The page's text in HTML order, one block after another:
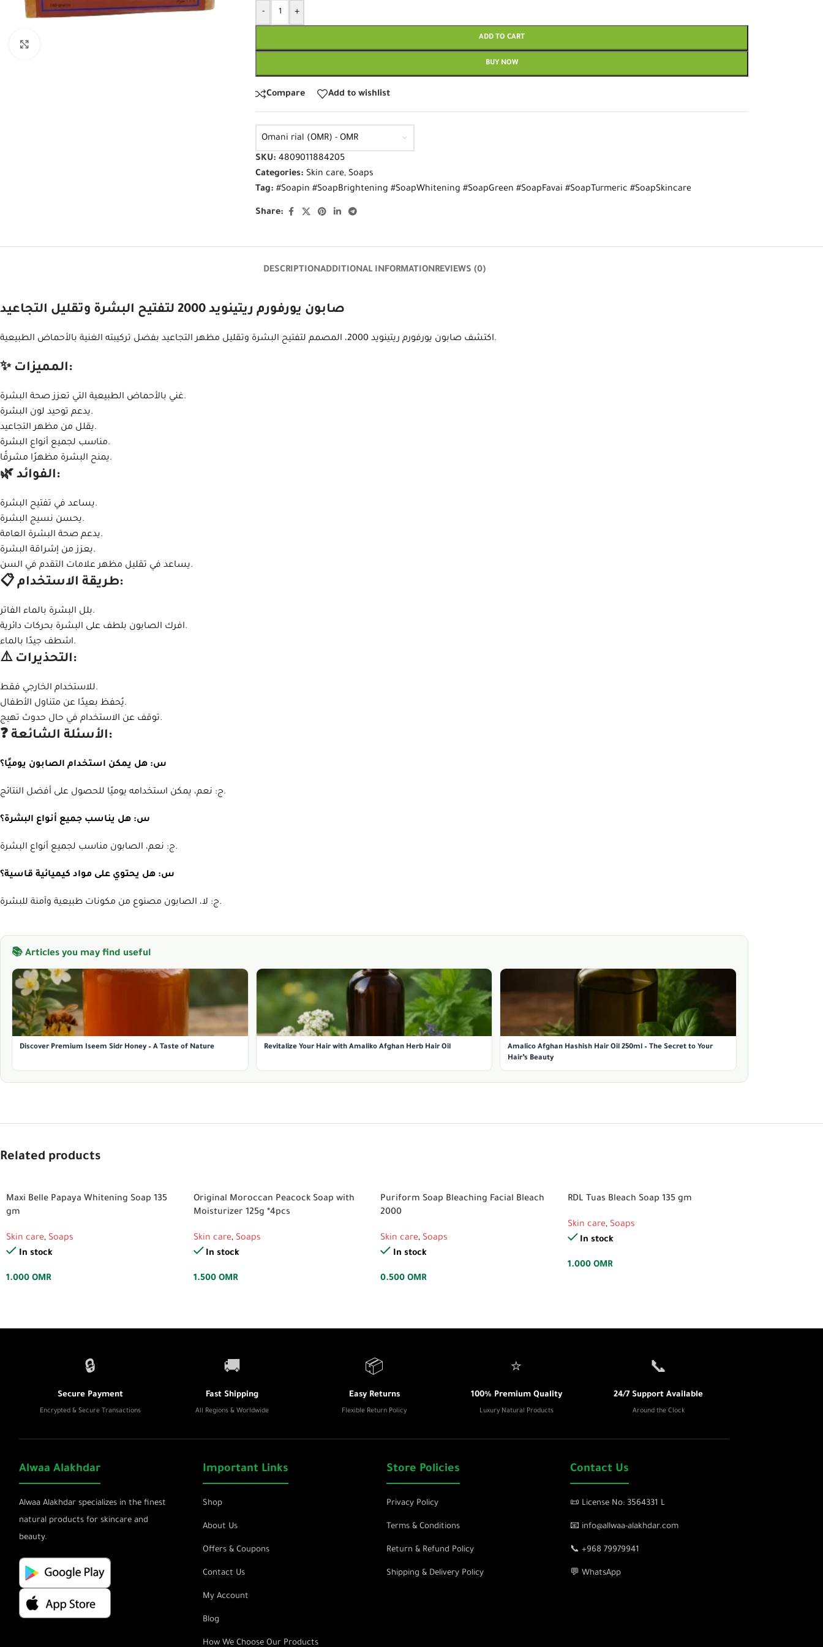
- +
ADD TO CART
BUY NOW
Compare Add to wishlist
Omani rial (OMR) - OMR
SKU:4809011884205
Categories: Skin care, Soaps
Tag: #Soapin #SoapBrightening #SoapWhitening #SoapGreen #SoapFavai #SoapTurmeric #SoapSkincare
Share:
DESCRIPTIONADDITIONAL INFORMATIONREVIEWS (0)
صابون يورفورم ريتينويد 2000 لتفتيح البشرة وتقليل التجاعيد
اكتشف صابون يورفورم ريتينويد 2000، المصمم لتفتيح البشرة وتقليل مظهر التجاعيد بفضل تركيبته الغنية بالأحماض الطبيعية.
✨ المميزات:
غني بالأحماض الطبيعية التي تعزز صحة البشرة.
يدعم توحيد لون البشرة.
يقلل من مظهر التجاعيد.
مناسب لجميع أنواع البشرة.
يمنح البشرة مظهرًا مشرقًا.
🌿 الفوائد:
يساعد في تفتيح البشرة.
يحسن نسيج البشرة.
يدعم صحة البشرة العامة.
يعزز من إشراقة البشرة.
يساعد في تقليل مظهر علامات التقدم في السن.
📋 طريقة الاستخدام:
بلل البشرة بالماء الفاتر.
افرك الصابون بلطف على البشرة بحركات دائرية.
اشطف جيدًا بالماء.
⚠️ التحذيرات:
للاستخدام الخارجي فقط.
يُحفظ بعيدًا عن متناول الأطفال.
توقف عن الاستخدام في حال حدوث تهيج.
❓ الأسئلة الشائعة:
س: هل يمكن استخدام الصابون يوميًا؟
ج: نعم، يمكن استخدامه يوميًا للحصول على أفضل النتائج.
س: هل يناسب جميع أنواع البشرة؟
ج: نعم، الصابون مناسب لجميع أنواع البشرة.
س: هل يحتوي على مواد كيميائية قاسية؟
ج: لا، الصابون مصنوع من مكونات طبيعية وآمنة للبشرة.
📚 Articles you may find useful
Discover Premium Iseem Sidr Honey – A Taste of Nature Revitalize Your Hair with Amaliko Afghan Herb Hair Oil
Amalico Afghan Hashish Hair Oil 250ml – The Secret to Your
Hair’s Beauty
Related products
Maxi Belle Papaya Whitening Soap 135
gm
Skin care, Soaps
In stock
1.000 OMR
Original Moroccan Peacock Soap with
Moisturizer 125g *4pcs
Skin care, Soaps
In stock
1.500 OMR
Puriform Soap Bleaching Facial Bleach
2000
Skin care, Soaps
In stock
0.500 OMR
RDL Tuas Bleach Soap 135 gm
Skin care, Soaps
In stock
1.000 OMR
🔒
Secure Payment
Encrypted & Secure Transactions
🚚
Fast Shipping
All Regions & Worldwide
📦
Easy Returns
Flexible Return Policy
⭐
100% Premium Quality
Luxury Natural Products
📞
24/7 Support Available
Around the Clock
Alwaa Alakhdar
Alwaa Alakhdar specializes in the finest
natural products for skincare and
beauty.
Important Links
Shop
About Us
Offers & Coupons
Contact Us
My Account
Blog
How We Choose Our Products
Store Policies
Privacy Policy
Terms & Conditions
Return & Refund Policy
Shipping & Delivery Policy
Contact Us
📜 License No: 3564331 L
📧 info@allwaa-alakhdar.com
📞 +968 79979941
💬 WhatsApp